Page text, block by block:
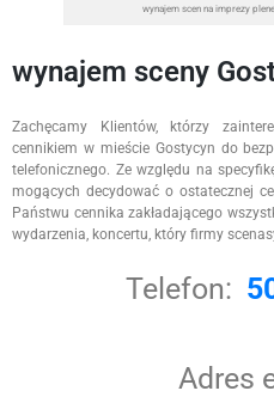
wynajem scen na imprezy
wynajem sceny
Zachęcamy Klientów, którzy
cennikiem w mieście Gostycyn do
telefonicznego. Ze względu na
mogących decydować o ostatecznej
Państwu cennika zakładającego
wydarzenia, koncertu, który firmy
Telefon:
Adres